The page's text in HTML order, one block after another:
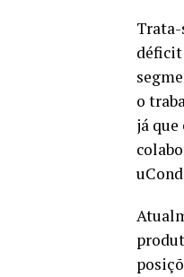
Trata-
déficit
o
já